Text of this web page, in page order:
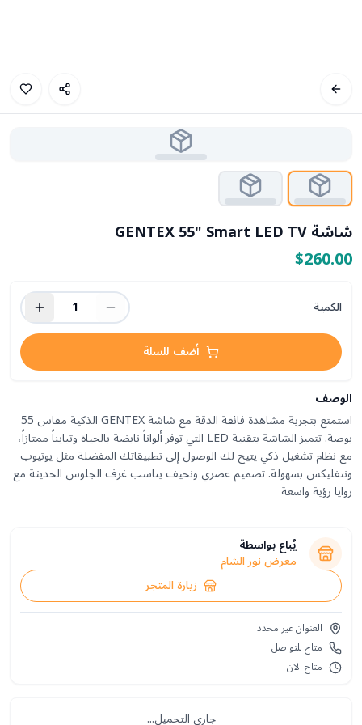
شاشة GENTEX 55" Smart LED TV
$260.00
الكمية
1
أضف للسلة
الوصف
استمتع بتجربة مشاهدة فائقة الدقة مع شاشة GENTEX الذكية مقاس 55
بوصة. تتميز الشاشة بتقنية LED التي توفر ألواناً نابضة بالحياة وتبايناً ممتازاً،
مع نظام تشغيل ذكي يتيح لك الوصول إلى تطبيقاتك المفضلة مثل يوتيوب
ونتفليكس بسهولة. تصميم عصري ونحيف يناسب غرف الجلوس الحديثة مع
زوايا رؤية واسعة
يُباع بواسطة
معرض نور الشام
زيارة المتجر
العنوان غير محدد
متاح للتواصل
متاح الآن
جاري التحميل...